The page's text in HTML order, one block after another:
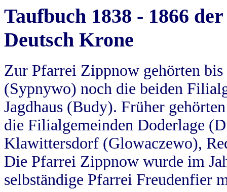
Taufbuch 1838 - 1866
Deutsch Krone
Zur Pfarrei Zippnow gehörten
(Sypnywo) noch die beiden
Jagdhaus (Budy). Früher
die Filialgemeinden Doderlage
Klawittersdorf (Glowaczewo),
Die Pfarrei Zippnow wurde im
selbständige Pfarrei Freudenfier